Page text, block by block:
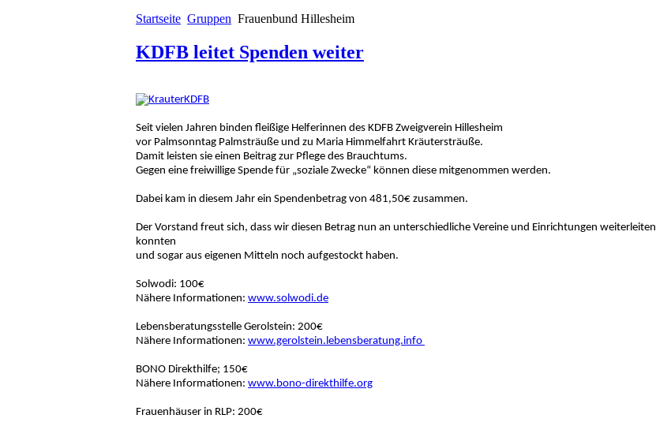
Startseite Gruppen Frauenbund Hillesheim
KDFB leitet Spenden weiter
Seit vielen Jahren binden fleißige Helferinnen des KDFB Zweigverein Hillesheim
vor Palmsonntag Palmsträuße und zu Maria Himmelfahrt Kräutersträuße.
Damit leisten sie einen Beitrag zur Pflege des Brauchtums.
Gegen eine freiwillige Spende für „soziale Zwecke“ können diese mitgenommen werden.
Dabei kam in diesem Jahr ein Spendenbetrag von 481,50€ zusammen.
Der Vorstand freut sich, dass wir diesen Betrag nun an unterschiedliche Vereine und Einrichtungen weiterleiten
konnten
und sogar aus eigenen Mitteln noch aufgestockt haben.
Solwodi: 100€
Nähere Informationen: www.solwodi.de
Lebensberatungsstelle Gerolstein: 200€
Nähere Informationen: www.gerolstein.lebensberatung.info
BONO Direkthilfe; 150€
Nähere Informationen: www.bono-direkthilfe.org
Frauenhäuser in RLP: 200€